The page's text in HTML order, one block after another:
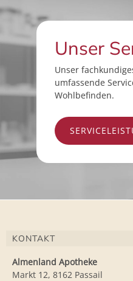
Unser
Unser
umfassende
Wohlbefinden.
KONTAKT
Almenland Apotheke
Markt 12, 8162 Passail